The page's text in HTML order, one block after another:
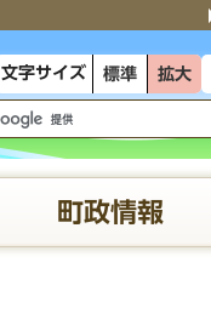
文字サイズ 標準 拡大
町政情報